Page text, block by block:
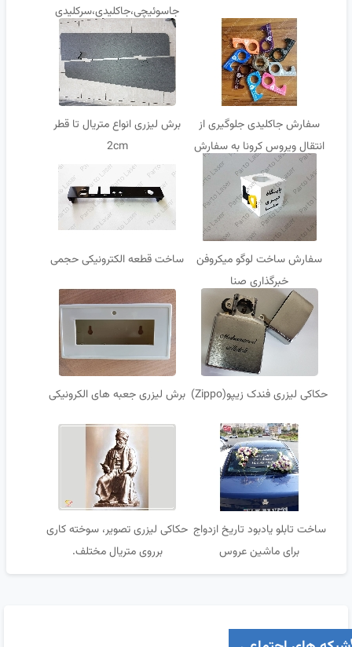
جاسوئیچی،جاکلیدی،سرکلیدی
سفارش جاکلیدی جلوگیری از
انتقال ویروس کرونا به سفارش
خدمات خودرویی آقای امداد
برش لیزری انواع متریال تا قطر
2cm
سفارش ساخت لوگو میکروفن
خبرگذاری صنا
ساخت قطعه الکترونیکی حجمی
حکاکی لیزری فندک زیپو(Zippo) برش لیزری جعبه های الکرونیکی
ساخت تابلو یادبود تاریخ ازدواج
برای ماشین عروس
حکاکی لیزری تصویر، سوخته کاری
برروی متریال مختلف.